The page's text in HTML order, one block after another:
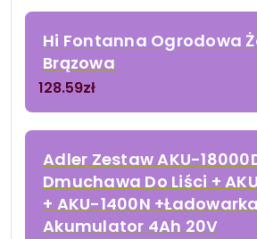
Hi Fontanna Ogrodowa
Brązowa
128.59zł
Adler Zestaw AKU-
Dmuchawa Do Liści +
+ AKU-1400N
Akumulator 4Ah 20V